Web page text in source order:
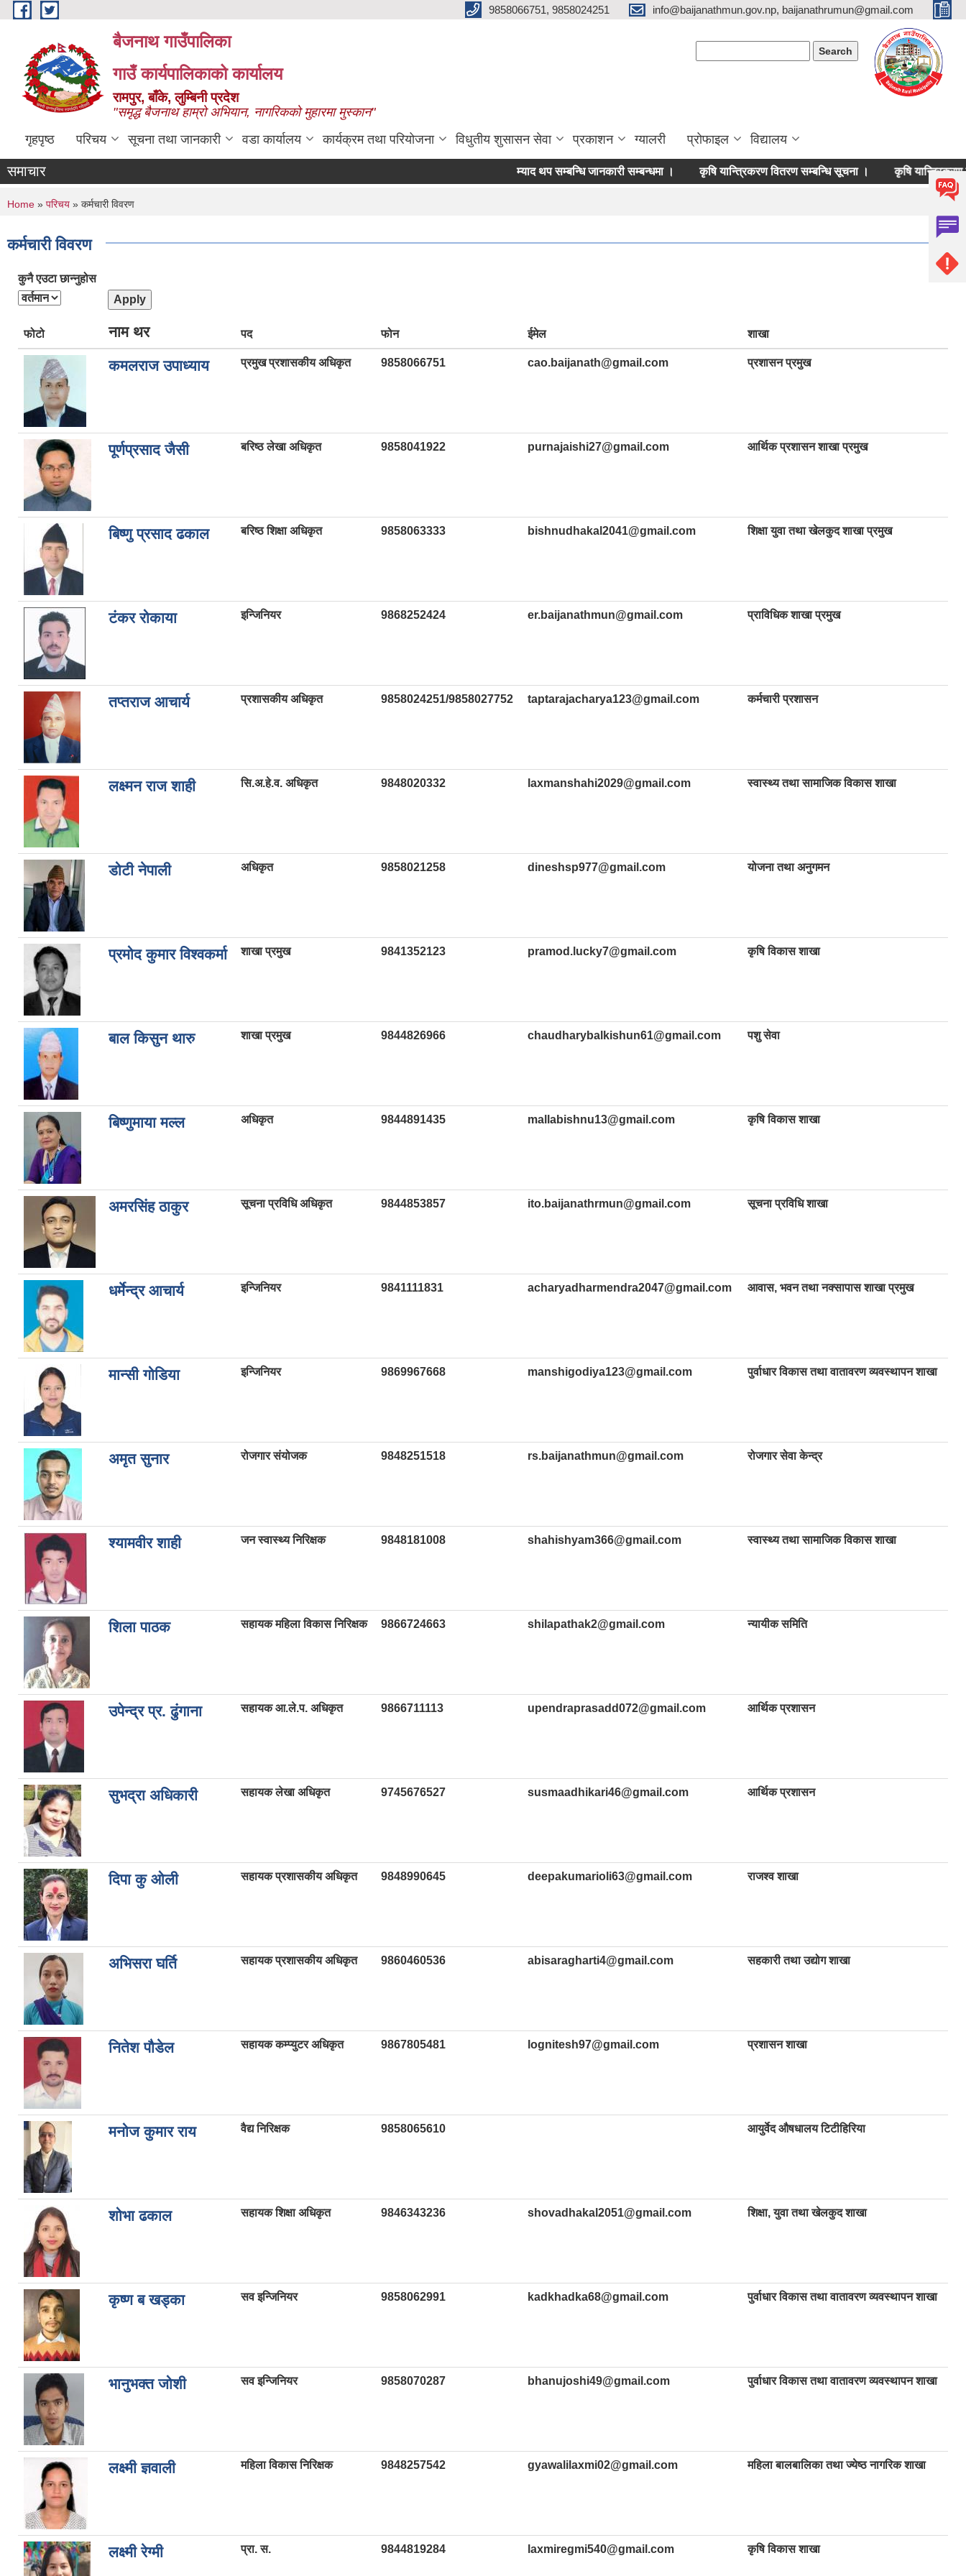
Skip to main content 9858066751, 9858024251 info@baijanathmun.gov.np, baijanathrumun@gmail.com
बैजनाथ गाउँपालिका
गाउँ कार्यपालिकाको कार्यालय
रामपुर, बाँके, लुम्बिनी प्रदेश
"समृद्ध बैजनाथ हाम्रो अभियान, नागरिकको मुहारमा मुस्कान"
गृहपृष्ठ परिचय सूचना तथा जानकारी वडा कार्यालय कार्यक्रम तथा परियोजना विधुतीय शुसासन सेवा प्रकाशन ग्यालरी प्रोफाइल विद्यालय
समाचार म्याद थप सम्बन्धि जानकारी सम्बन्धमा । कृषि यान्त्रिकरण वितरण सम्बन्धि सूचना । कृषि यान्त्रिकरण
You are here
Home » परिचय » कर्मचारी विवरण
कर्मचारी विवरण
कुनै एउटा छान्नुहोस
फोटो नाम थर पद फोन ईमेल शाखा
कमलराज उपाध्याय प्रमुख प्रशासकीय अधिकृत 9858066751 cao.baijanath@gmail.com प्रशासन प्रमुख
पूर्णप्रसाद जैसी बरिष्ठ लेखा अधिकृत 9858041922 purnajaishi27@gmail.com आर्थिक प्रशासन शाखा प्रमुख
बिष्णु प्रसाद ढकाल बरिष्ठ शिक्षा अधिकृत 9858063333 bishnudhakal2041@gmail.com शिक्षा युवा तथा खेलकुद शाखा प्रमुख
टंकर रोकाया इन्जिनियर 9868252424 er.baijanathmun@gmail.com प्राविधिक शाखा प्रमुख
तप्तराज आचार्य प्रशासकीय अधिकृत 9858024251/9858027752 taptarajacharya123@gmail.com कर्मचारी प्रशासन
लक्ष्मन राज शाही सि.अ.हे.व. अधिकृत 9848020332 laxmanshahi2029@gmail.com स्वास्थ्य तथा सामाजिक विकास शाखा
डोटी नेपाली अधिकृत 9858021258 dineshsp977@gmail.com योजना तथा अनुगमन
प्रमोद कुमार विश्वकर्मा शाखा प्रमुख 9841352123 pramod.lucky7@gmail.com कृषि विकास शाखा
बाल किसुन थारु शाखा प्रमुख 9844826966 chaudharybalkishun61@gmail.com पशु सेवा
बिष्णुमाया मल्ल अधिकृत 9844891435 mallabishnu13@gmail.com कृषि विकास शाखा
अमरसिंह ठाकुर सूचना प्रविधि अधिकृत 9844853857 ito.baijanathrmun@gmail.com सूचना प्रविधि शाखा
धर्मेन्द्र आचार्य इन्जिनियर 9841111831 acharyadharmendra2047@gmail.com आवास, भवन तथा नक्सापास शाखा प्रमुख
मान्सी गोडिया इन्जिनियर 9869967668 manshigodiya123@gmail.com पुर्वाधार विकास तथा वातावरण व्यवस्थापन शाखा
अमृत सुनार रोजगार संयोजक 9848251518 rs.baijanathmun@gmail.com रोजगार सेवा केन्द्र
श्यामवीर शाही जन स्वास्थ्य निरिक्षक 9848181008 shahishyam366@gmail.com स्वास्थ्य तथा सामाजिक विकास शाखा
शिला पाठक सहायक महिला विकास निरिक्षक 9866724663 shilapathak2@gmail.com न्यायीक समिति
उपेन्द्र प्र. ढुंगाना सहायक आ.ले.प. अधिकृत 9866711113 upendraprasadd072@gmail.com आर्थिक प्रशासन
सुभद्रा अधिकारी सहायक लेखा अधिकृत 9745676527 susmaadhikari46@gmail.com आर्थिक प्रशासन
दिपा कु ओली सहायक प्रशासकीय अधिकृत 9848990645 deepakumarioli63@gmail.com राजश्व शाखा
अभिसरा घर्ति सहायक प्रशासकीय अधिकृत 9860460536 abisaragharti4@gmail.com सहकारी तथा उद्योग शाखा
नितेश पौडेल सहायक कम्प्युटर अधिकृत 9867805481 lognitesh97@gmail.com प्रशासन शाखा
मनोज कुमार राय वैद्य निरिक्षक 9858065610 आयुर्वेद औषधालय टिटीहिरिया
शोभा ढकाल सहायक शिक्षा अधिकृत 9846343236 shovadhakal2051@gmail.com शिक्षा, युवा तथा खेलकुद शाखा
कृष्ण ब खड्का सव इन्जिनियर 9858062991 kadkhadka68@gmail.com पुर्वाधार विकास तथा वातावरण व्यवस्थापन शाखा
भानुभक्त जोशी सव इन्जिनियर 9858070287 bhanujoshi49@gmail.com पुर्वाधार विकास तथा वातावरण व्यवस्थापन शाखा
लक्ष्मी ज्ञवाली महिला विकास निरिक्षक 9848257542 gyawalilaxmi02@gmail.com महिला बालबालिका तथा ज्येष्ठ नागरिक शाखा
लक्ष्मी रेग्मी प्रा. स. 9844819284 laxmiregmi540@gmail.com कृषि विकास शाखा